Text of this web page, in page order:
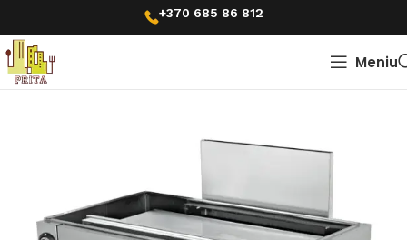
+370 685 86 812
Meniu